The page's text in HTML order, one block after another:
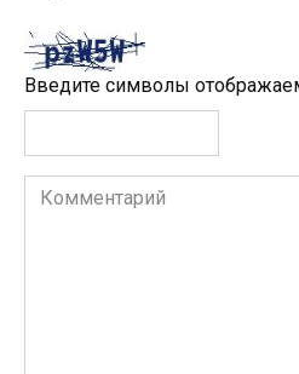
Введите символы
Комментарий